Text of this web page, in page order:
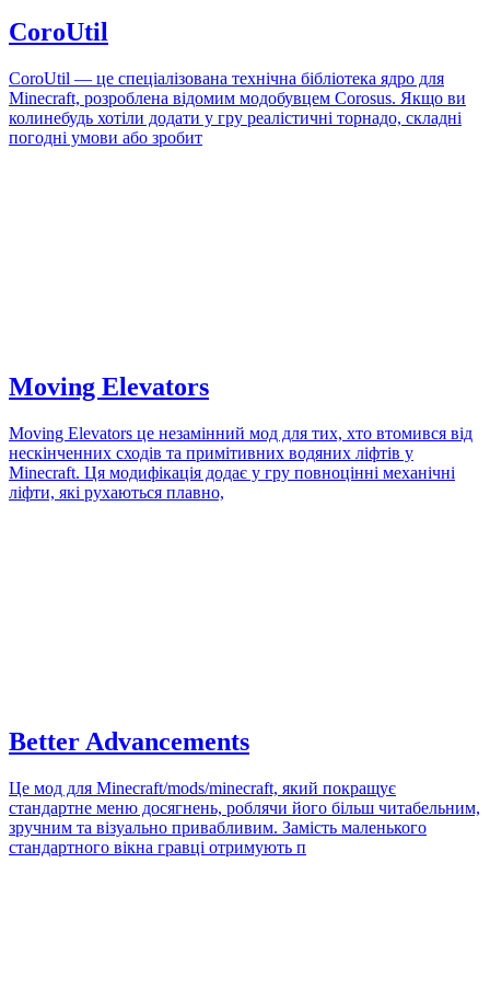
CoroUtil
CoroUtil — це спеціалізована технічна бібліотека ядро для
Minecraft, розроблена відомим модобувцем Corosus. Якщо ви
колинебудь хотіли додати у гру реалістичні торнадо, складні
погодні умови або зробит
Moving Elevators
Moving Elevators це незамінний мод для тих, хто втомився від
нескінченних сходів та примітивних водяних ліфтів у
Minecraft. Ця модифікація додає у гру повноцінні механічні
ліфти, які рухаються плавно,
Better Advancements
Це мод для Minecraft/mods/minecraft, який покращує
стандартне меню досягнень, роблячи його більш читабельним,
зручним та візуально привабливим. Замість маленького
стандартного вікна гравці отримують п